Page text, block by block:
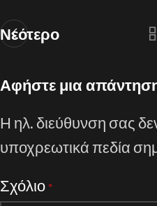
Νεότερο
Αφήστε μια
Η ηλ. διεύθυνση σας
υποχρεωτικά πεδία
Σχόλιο *